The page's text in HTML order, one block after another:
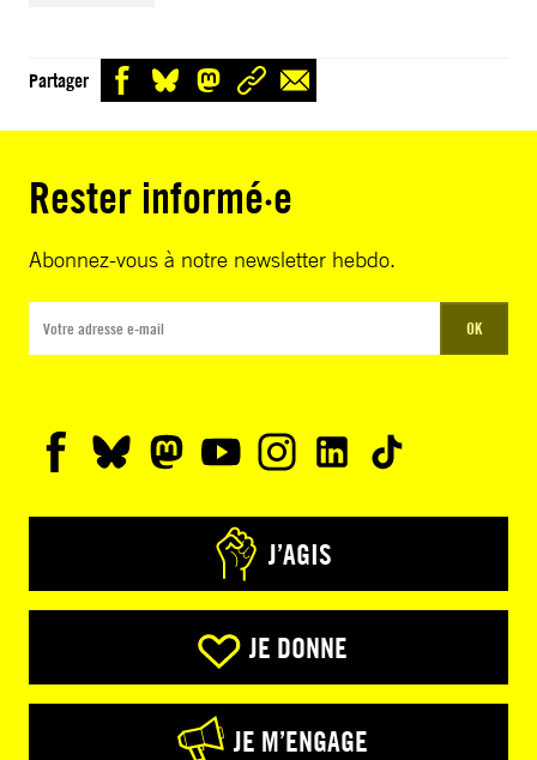
Partager
Rester informé·e
Abonnez-vous à notre newsletter hebdo.
OK
J’AGIS
JE DONNE
JE M’ENGAGE